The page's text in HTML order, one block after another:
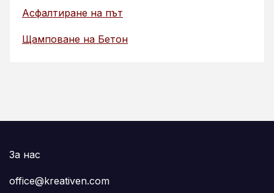
Асфалтиране на път
Щамповане на Бетон
За нас
office@kreativen.com